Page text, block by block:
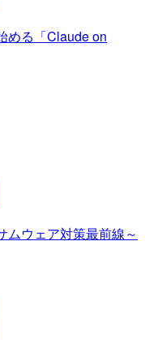
める「Claude on
ムウェア対策最前線～